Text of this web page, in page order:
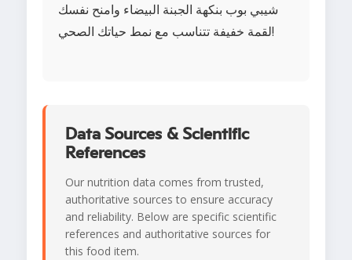
شيبي بوب بنكهة الجبنة البيضاء وامنح نفسك
لقمة خفيفة تتناسب مع نمط حياتك الصحي!
Data Sources & Scientific
References
Our nutrition data comes from trusted,
authoritative sources to ensure accuracy
and reliability. Below are specific scientific
references and authoritative sources for
this food item.